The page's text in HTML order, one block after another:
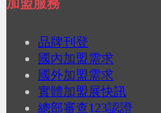
加盟服務
品牌刊登
國內加盟需求
國外加盟需求
實體加盟展快訊
總部審查123認證